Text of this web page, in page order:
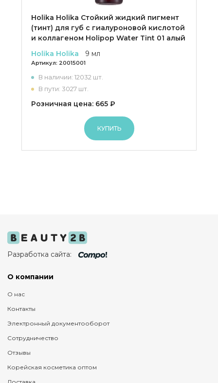
Holika Holika Cтойкий жидкий пигмент
(тинт) для губ с гиалуроновой кислотой
и коллагеном Holipop Water Tint 01 алый
Holika Holika
9 мл
Артикул: 20015001
В наличии: 12032 шт.
В пути: 3027 шт.
Розничная цена: 665 ₽
КУПИТЬ
Разработка сайта:
О компании
О нас
Контакты
Электронный документооборот
Сотрудничество
Отзывы
Корейская косметика оптом